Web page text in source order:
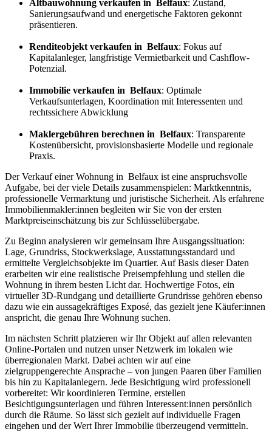
Altbauwohnung verkaufen in Belfaux: Zustand,
Sanierungsaufwand und energetische Faktoren gekonnt
präsentieren.
Renditeobjekt verkaufen in Belfaux: Fokus auf
Kapitalanleger, langfristige Vermietbarkeit und Cashflow-
Potenzial.
Immobilie verkaufen in Belfaux: Optimale
Verkaufsunterlagen, Koordination mit Interessenten und
rechtssichere Abwicklung
Maklergebühren berechnen in Belfaux: Transparente
Kostenübersicht, provisionsbasierte Modelle und regionale
Praxis.
Der Verkauf einer Wohnung in Belfaux ist eine anspruchsvolle
Aufgabe, bei der viele Details zusammenspielen: Marktkenntnis,
professionelle Vermarktung und juristische Sicherheit. Als erfahrene
Immobilienmakler:innen begleiten wir Sie von der ersten
Marktpreiseinschätzung bis zur Schlüsselübergabe.
Zu Beginn analysieren wir gemeinsam Ihre Ausgangssituation:
Lage, Grundriss, Stockwerkslage, Ausstattungsstandard und
ermittelte Vergleichsobjekte im Quartier. Auf Basis dieser Daten
erarbeiten wir eine realistische Preisempfehlung und stellen die
Wohnung in ihrem besten Licht dar. Hochwertige Fotos, ein
virtueller 3D-Rundgang und detaillierte Grundrisse gehören ebenso
dazu wie ein aussagekräftiges Exposé, das gezielt jene Käufer:innen
anspricht, die genau Ihre Wohnung suchen.
Im nächsten Schritt platzieren wir Ihr Objekt auf allen relevanten
Online-Portalen und nutzen unser Netzwerk im lokalen wie
überregionalen Markt. Dabei achten wir auf eine
zielgruppengerechte Ansprache – von jungen Paaren über Familien
bis hin zu Kapitalanlegern. Jede Besichtigung wird professionell
vorbereitet: Wir koordinieren Termine, erstellen
Besichtigungsunterlagen und führen Interessent:innen persönlich
durch die Räume. So lässt sich gezielt auf individuelle Fragen
eingehen und der Wert Ihrer Immobilie überzeugend vermitteln.